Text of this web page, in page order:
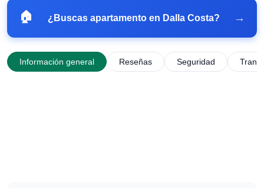
🏠 ¿Buscas apartamento en Dalla Costa? →
Información general Reseñas Seguridad